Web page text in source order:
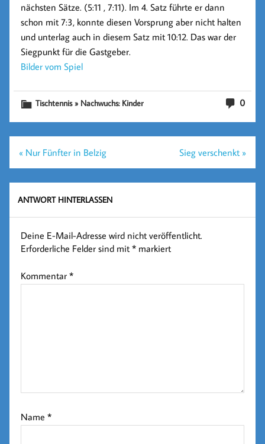
nächsten Sätze. (5:11 , 7:11). Im 4. Satz führte er dann
schon mit 7:3, konnte diesen Vorsprung aber nicht halten
und unterlag auch in diesem Satz mit 10:12. Das war der
Siegpunkt für die Gastgeber.
Bilder vom Spiel
0
Tischtennis » Nachwuchs: Kinder
Beitragsnavigation
« Nur Fünfter in Belzig Sieg verschenkt »
ANTWORT HINTERLASSEN
Deine E-Mail-Adresse wird nicht veröffentlicht.
Erforderliche Felder sind mit* markiert
Kommentar*
Name*